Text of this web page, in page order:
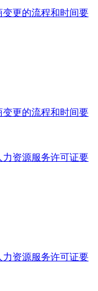
更的流程和时间要
更的流程和时间要
力资源服务许可证要
力资源服务许可证要